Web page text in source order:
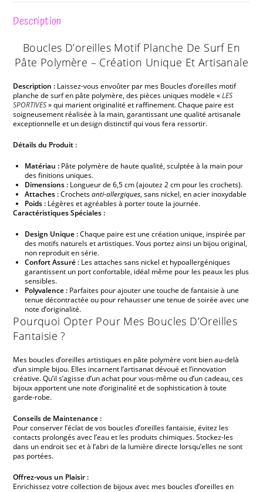
Description
Boucles D’oreilles Motif Planche De Surf En
Pâte Polymère – Création Unique Et Artisanale
Description : Laissez-vous envoûter par mes Boucles d’oreilles motif
planche de surf en pâte polymère, des pièces uniques modèle «LES
SPORTIVES» qui marient originalité et raffinement. Chaque paire est
soigneusement réalisée à la main, garantissant une qualité artisanale
exceptionnelle et un design distinctif qui vous fera ressortir.
Détails du Produit :
Matériau : Pâte polymère de haute qualité, sculptée à la main pour
des finitions uniques.
Dimensions : Longueur de 6,5 cm (ajoutez 2 cm pour les crochets).
Attaches :Crochetsanti-allergiques, sans nickel, en acier inoxydable
Poids : Légères et agréables à porter toute la journée.
Caractéristiques Spéciales :
Design Unique :Chaque paire est une création unique, inspirée par
des motifs naturels et artistiques. Vous portez ainsi un bijou original,
non reproduit en série.
Confort Assuré : Les attaches sans nickel et hypoallergéniques
garantissent un port confortable, idéal même pour les peaux les plus
sensibles.
Polyvalence : Parfaites pour ajouter une touche de fantaisie à une
tenue décontractée ou pour rehausser une tenue de soirée avec une
note d’originalité.
Pourquoi Opter Pour Mes Boucles D’Oreilles
Fantaisie ?
Mes boucles d’oreilles artistiques en pâte polymère vont bien au-delà
d’un simple bijou. Elles incarnent l’artisanat dévoué et l’innovation
créative. Qu’il s’agisse d’un achat pour vous-même ou d’un cadeau, ces
bijoux apportent une note d’originalité et de sophistication à toute
garde-robe.
Conseils de Maintenance :
Pour conserver l’éclat de vos boucles d’oreilles fantaisie, évitez les
contacts prolongés avec l’eau et les produits chimiques. Stockez-les
dans un endroit sec et à l’abri de la lumière directe lorsqu’elles ne sont
pas portées.
Offrez-vous un Plaisir :
Enrichissez votre collection de bijoux avec mes boucles d’oreilles en